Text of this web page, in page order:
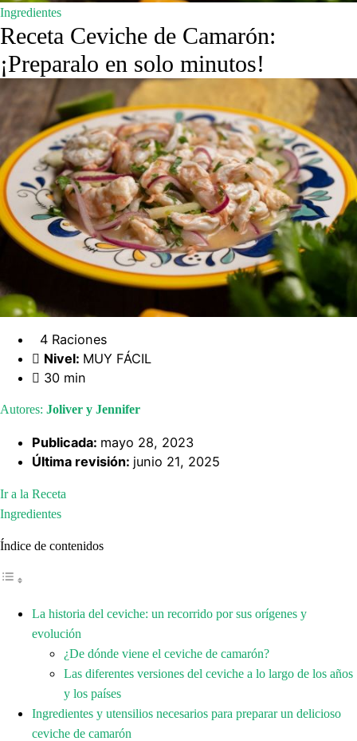
Ingredientes
Receta Ceviche de Camarón:
¡Preparalo en solo minutos!
4 Raciones
Nivel: MUY FÁCIL
30 min
Autores: Joliver y Jennifer
Publicada: mayo 28, 2023
Última revisión: junio 21, 2025
Ir a la Receta
Ingredientes
Índice de contenidos
La historia del ceviche: un recorrido por sus orígenes y
evolución
¿De dónde viene el ceviche de camarón?
Las diferentes versiones del ceviche a lo largo de los años
y los países
Ingredientes y utensilios necesarios para preparar un delicioso
ceviche de camarón